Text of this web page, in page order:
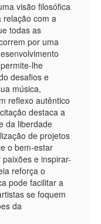
visão filosófica
relação com a
todas as
por uma
lhe
desafios e
música,
reflexo autêntico
destaca a
da liberdade
de projetos
o bem-estar
e inspirar-
reforça o
pode facilitar a
se foquem
da